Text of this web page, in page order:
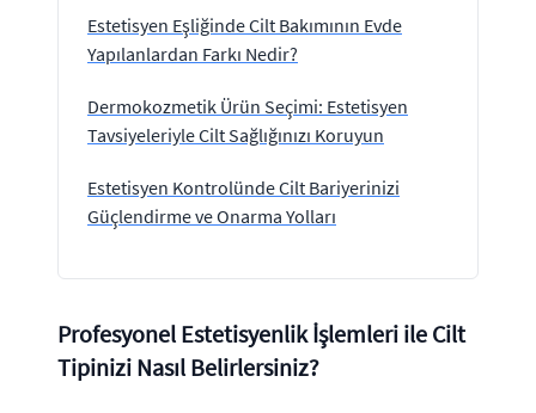
Estetisyen Eşliğinde Cilt Bakımının Evde
Yapılanlardan Farkı Nedir?
Dermokozmetik Ürün Seçimi: Estetisyen
Tavsiyeleriyle Cilt Sağlığınızı Koruyun
Estetisyen Kontrolünde Cilt Bariyerinizi
Güçlendirme ve Onarma Yolları
Profesyonel Estetisyenlik İşlemleri ile Cilt
Tipinizi Nasıl Belirlersiniz?